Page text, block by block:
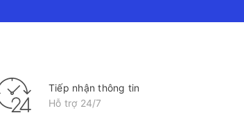
Tiếp nhận thông tin
Hỗ trợ 24/7